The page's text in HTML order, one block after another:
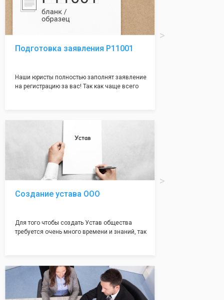
Подготовка заявления Р11001
Наши юристы полностью заполнят заявление
на регистрацию за вас! Так как чаще всего
большая часть отказов - наши юристы с
оформление самого сложного документа на
себя! Многолетний опыт работы наших
юристов позволяет оформлять заявление без
ошибок, тем самым гарантируя вам
успешную регистрацию в налоговой
Создание устава ООО
Для того чтобы создать Устав общества
требуется очень много времени и знаний, так
Наша компания предоставит вам свой
уникальный Устав Общества, который
подойдет для любой компании. Устав,
сделанный нашими профессиональными